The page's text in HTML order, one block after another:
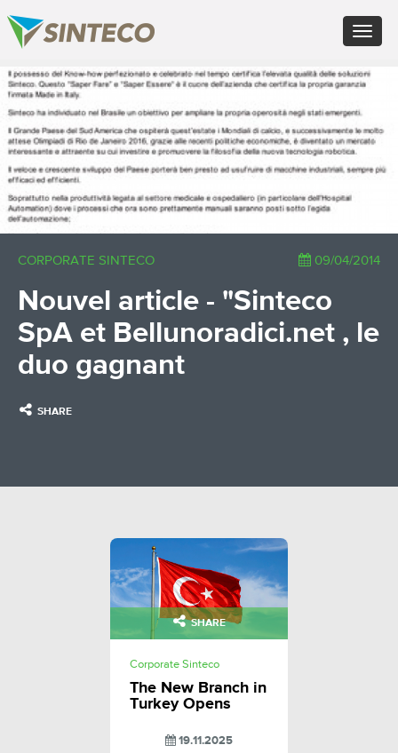
Toggle
ES - Español
RU - Русский
PL - Język polski
ZH - 汉语
JA - 日本語
TR - Türkçe
AE - اللغة العربية
CORPORATE SINTECO 09/04/2014
Nouvel article - "Sinteco
SpA et Bellunoradici.net , le
duo gagnant
SHARE
SHARE
Corporate Sinteco
The New Branch in
Turkey Opens
19.11.2025